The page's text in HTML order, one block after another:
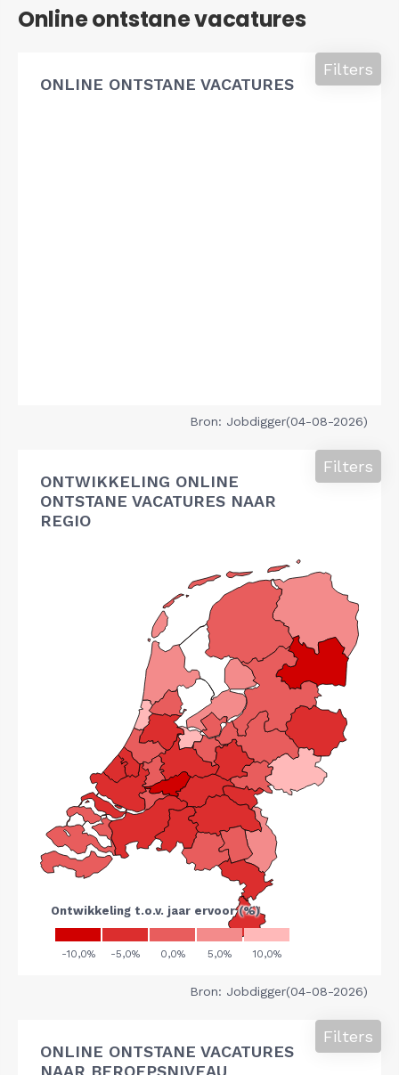
Online ontstane vacatures
ONLINE ONTSTANE VACATURES
Filters
Bron: Jobdigger(04-08-2026)
ONTWIKKELING ONLINE
ONTSTANE VACATURES NAAR
REGIO
Filters
Bron: Jobdigger(04-08-2026)
ONLINE ONTSTANE VACATURES
NAAR BEROEPSNIVEAU
Filters